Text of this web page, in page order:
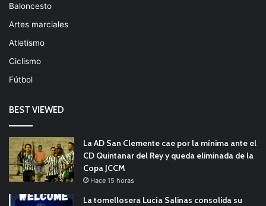
Baloncesto
Artes marciales
Atletismo
Ciclismo
Fútbol
BEST VIEWED
La AD San Clemente cae por la mínima ante el
CD Quintanar del Rey y queda eliminada de la
Copa JCCM
Hace 15 horas
La tomellosera Lucía Salinas consolida su